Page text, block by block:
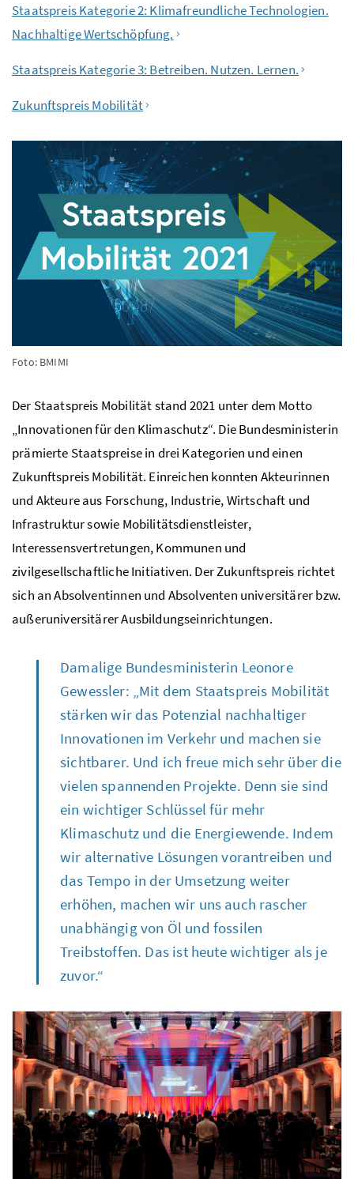
Staatspreis Kategorie 2: Klimafreundliche Technologien.
Nachhaltige Wertschöpfung.
Staatspreis Kategorie 3: Betreiben. Nutzen. Lernen.
Zukunftspreis Mobilität
Foto: BMIMI
Der Staatspreis Mobilität stand 2021 unter dem Motto
„Innovationen für den Klimaschutz“. Die Bundesministerin
prämierte Staatspreise in drei Kategorien und einen
Zukunftspreis Mobilität. Einreichen konnten Akteurinnen
und Akteure aus Forschung, Industrie, Wirtschaft und
Infrastruktur sowie Mobilitätsdienstleister,
Interessensvertretungen, Kommunen und
zivilgesellschaftliche Initiativen. Der Zukunftspreis richtet
sich an Absolventinnen und Absolventen universitärerbzw.
außeruniversitärer Ausbildungseinrichtungen.
Damalige Bundesministerin Leonore
Gewessler: „Mit dem Staatspreis Mobilität
stärken wir das Potenzial nachhaltiger
Innovationen im Verkehr und machen sie
sichtbarer. Und ich freue mich sehr über die
vielen spannenden Projekte. Denn sie sind
ein wichtiger Schlüssel für mehr
Klimaschutz und die Energiewende. Indem
wir alternative Lösungen vorantreiben und
das Tempo in der Umsetzung weiter
erhöhen, machen wir uns auch rascher
unabhängig von Öl und fossilen
Treibstoffen. Das ist heute wichtiger als je
zuvor.“